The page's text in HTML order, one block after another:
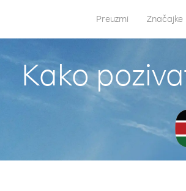
Preuzmi Značajke
Kako